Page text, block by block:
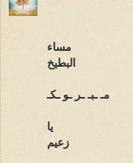
مساء
البطيخ
مـ ـبـ ـر ـو ـكـ
يا
زعيم